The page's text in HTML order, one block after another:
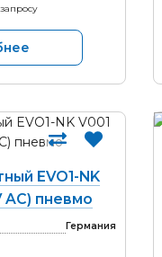
EVO1-NK
AC) пневмо
Германия